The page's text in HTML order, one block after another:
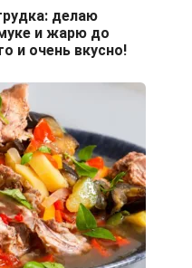
делаю
и жарю до
и очень вкусно!